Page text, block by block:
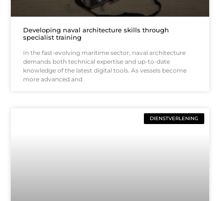
Developing naval architecture skills through
specialist training
In the fast-evolving maritime sector, naval architecture
demands both technical expertise and up-to-date
knowledge of the latest digital tools. As vessels become
more advanced and
DIENSTVERLENING